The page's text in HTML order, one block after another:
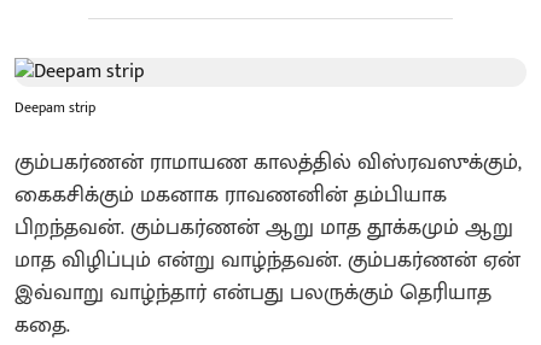
Deepam strip
கும்பகர்ணன் ராமாயண காலத்தில் விஸ்ரவஸுக்கும்,
கைகசிக்கும் மகனாக ராவணனின் தம்பியாக
பிறந்தவன். கும்பகர்ணன் ஆறு மாத தூக்கமும் ஆறு
மாத விழிப்பும் என்று வாழ்ந்தவன். கும்பகர்ணன் ஏன்
இவ்வாறு வாழ்ந்தார் என்பது பலருக்கும் தெரியாத
கதை.